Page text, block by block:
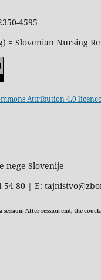
4595
= Slovenian Nursing
Attribution 4.0
nege Slovenije
80 | E:
After session end, the